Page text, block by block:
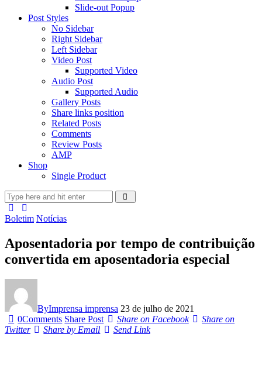
Slide-out Popup
Post Styles
No Sidebar
Right Sidebar
Left Sidebar
Video Post
Supported Video
Audio Post
Supported Audio
Gallery Posts
Share links position
Related Posts
Comments
Review Posts
AMP
Shop
Single Product
Boletim Notícias
Aposentadoria por tempo de contribuição
convertida em aposentadoria especial
ByImprensa imprensa 23 de julho de 2021
0Comments Share Post Share on Facebook
Share on
Twitter
Share by Email Send Link